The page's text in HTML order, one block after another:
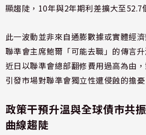
顯趨陡，10年與2年期利差擴大至52.7
此一波動並非來自通膨數據或實體經
聯準會主席鮑爾「可能去職」的傳言
近日以聯準會總部翻修費用過高為由
引發市場對聯準會獨立性遭侵蝕的擔憂
政策干預升溫與全球債市共
曲線趨陡